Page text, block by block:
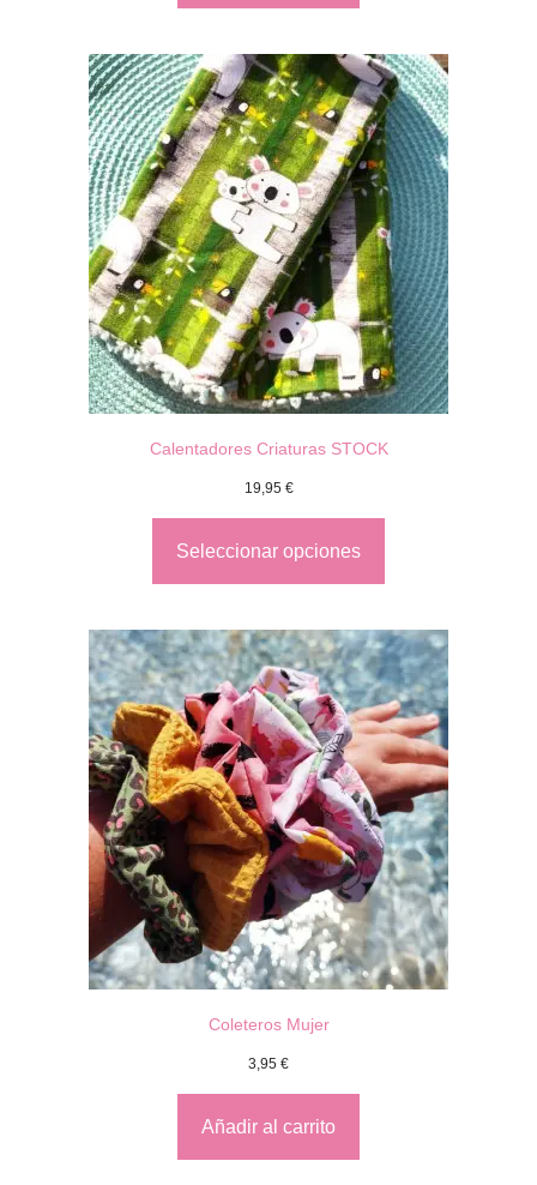
Calentadores Criaturas STOCK
19,95 €
Seleccionar opciones
Coleteros Mujer
3,95 €
Añadir al carrito